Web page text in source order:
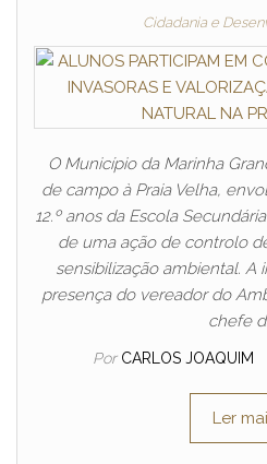
Cidadania e
O Município da Marinha
de campo à Praia Velha,
12.º anos da Escola
de uma ação de controlo
sensibilização ambiental. A
presença do vereador do
chefe
Por CARLOS JOAQUIM
Ler